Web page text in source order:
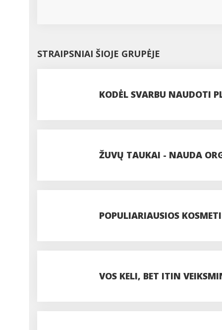
STRAIPSNIAI ŠIOJE GRUPĖJE
KODĖL SVARBU NAUDOTI
ŽUVŲ TAUKAI - NAUDA
POPULIARIAUSIOS
VOS KELI, BET ITIN